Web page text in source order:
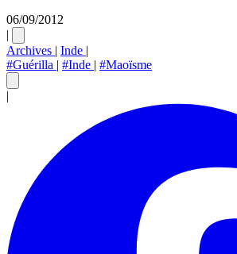
06/09/2012
|
Archives | Inde |
#Guérilla | #Inde | #Maoïsme
|